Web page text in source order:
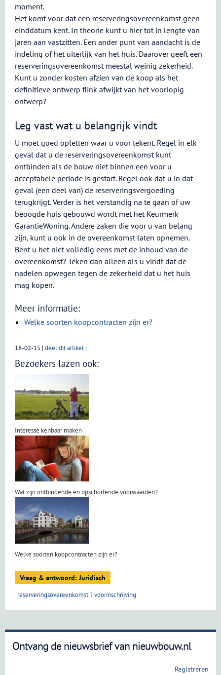
moment.
Het komt voor dat een reserveringsovereenkomst geen
einddatum kent. In theorie kunt u hier tot in lengte van
jaren aan vastzitten. Een ander punt van aandacht is de
indeling of het uiterlijk van het huis. Daarover geeft een
reserveringsovereenkomst meestal weinig zekerheid.
Kunt u zonder kosten afzien van de koop als het
definitieve ontwerp flink afwijkt van het voorlopig
ontwerp?
Leg vast wat u belangrijk vindt
U moet goed opletten waar u voor tekent. Regel in elk
geval dat u de reserveringsovereenkomst kunt
ontbinden als de bouw niet binnen een voor u
acceptabele periode is gestart. Regel ook dat u in dat
geval (een deel van) de reserveringsvergoeding
terugkrijgt. Verder is het verstandig na te gaan of uw
beoogde huis gebouwd wordt met het Keurmerk
GarantieWoning. Andere zaken die voor u van belang
zijn, kunt u ook in de overeenkomst laten opnemen.
Bent u het niet volledig eens met de inhoud van de
overeenkomst? Teken dan alleen als u vindt dat de
nadelen opwegen tegen de zekerheid dat u het huis
mag kopen.
Meer informatie:
Welke soorten koopcontracten zijn er?
18-02-15 | deel dit artikel |
Bezoekers lazen ook:
Interesse kenbaar maken
Wat zijn ontbindende en opschortende voorwaarden?
Welke soorten koopcontracten zijn er?
Vraag & antwoord: Juridisch
reserveringsovereenkomst voorinschrijving
Ontvang de nieuwsbrief van nieuwbouw.nl
Registreren